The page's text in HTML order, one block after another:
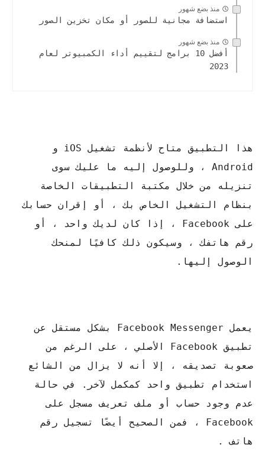
منذ بضع شهور
استضافة مجانية للصور أو مكان تخزين الصور
منذ بضع شهور
أفضل 10 برامج لتقييم أداء الكمبيوتر لعام
2023
هذا التطبيق متاح لأنظمة تشغيل iOS و
Android ، وللوصول إليه ما عليك سوى
تنزيله من خلال مكتبة التطبيقات الخاصة
بنظام التشغيل الخاص بك ، أو إقران حسابك
على Facebook ، إذا كان لديك واحد ، أو
رقم هاتفك ، وسيكون ذلك كافيًا لمنحك
الوصول إليها.
يعمل Facebook Messenger بشكل مستقل عن
تطبيق Facebook الأصلي ، على الرغم من
صعوبة تصديقه ، إلا أنه لا يزال من الشائع
استخدام تطبيق واحد كمكمل لآخر. في حالة
عدم وجود حساب أو ملف تعريف مسجل على
Facebook ، فمن الصحيح أيضًا تسجيل رقم
هاتف .